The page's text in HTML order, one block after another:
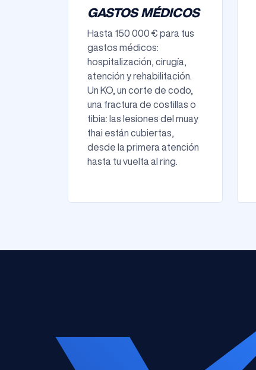
GASTOS MÉDICOS
Hasta 150 000 € para tus
gastos médicos:
hospitalización, cirugía,
atención y rehabilitación.
Un KO, un corte de codo,
una fractura de costillas o
tibia: las lesiones del muay
thai están cubiertas,
desde la primera atención
hasta tu vuelta al ring.